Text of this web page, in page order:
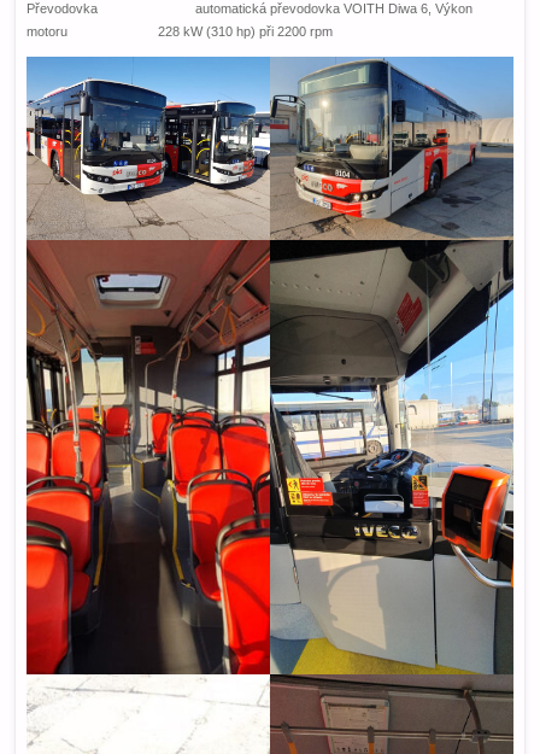
Převodovka automatická převodovka VOITH Diwa 6, Výkon
motoru 228 kW (310 hp) při 2200 rpm